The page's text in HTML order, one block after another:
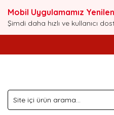
Mobil Uygulamamız
Şimdi daha hızlı ve kullanıcı